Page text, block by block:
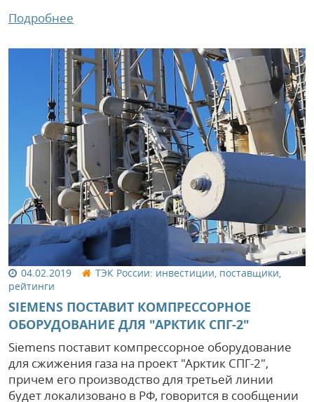
Подробнее
04.02.2019
ТЭК России: инвестиции, поставщики,
рейтинги
SIEMENS ПОСТАВИТ КОМПРЕССОРНОЕ
ОБОРУДОВАНИЕ ДЛЯ "АРКТИК СПГ-2"
Siemens поставит компрессорное оборудование
для сжижения газа на проект "Арктик СПГ-2",
причем его производство для третьей линии
будет локализовано в РФ, говорится в сообщении